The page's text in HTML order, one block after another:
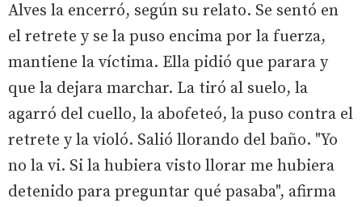
Alves la encerró, según su relato. Se sentó en
el retrete y se la puso encima por la fuerza,
mantiene la víctima. Ella pidió que parara y
que la dejara marchar. La tiró al suelo, la
agarró del cuello, la abofeteó, la puso contra el
retrete y la violó. Salió llorando del baño. "Yo
no la vi. Si la hubiera visto llorar me hubiera
detenido para preguntar qué pasaba", afirma